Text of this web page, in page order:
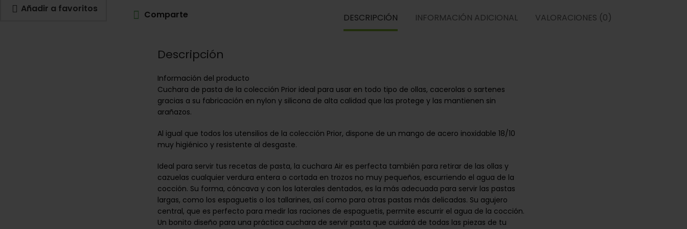
Añadir a favoritos
Comparte DESCRIPCIÓN INFORMACIÓN ADICIONAL VALORACIONES (0)
Descripción
Información del producto
Cuchara de pasta de la colección Prior ideal para usar en todo tipo de ollas, cacerolas o sartenes
gracias a su fabricación en nylon y silicona de alta calidad que las protege y las mantienen sin
arañazos.
Al igual que todos los utensilios de la colección Prior, dispone de un mango de acero inoxidable 18/10
muy higiénico y resistente al desgaste.
Ideal para servir tus recetas de pasta, la cuchara Air es perfecta también para retirar de las ollas y
cazuelas cualquier verdura entera o cortada en trozos no muy pequeños, escurriendo el agua de la
cocción. Su forma, cóncava y con los laterales dentados, es la más adecuada para servir las pastas
largas, como los espaguetis o los tallarines, así como para otras pastas más delicadas. Su agujero
central, que es perfecto para medir las raciones de espaguetis, permite escurrir el agua de la cocción.
Un bonito diseño para una práctica cuchara de servir pasta que cuidará de todas las piezas de tu